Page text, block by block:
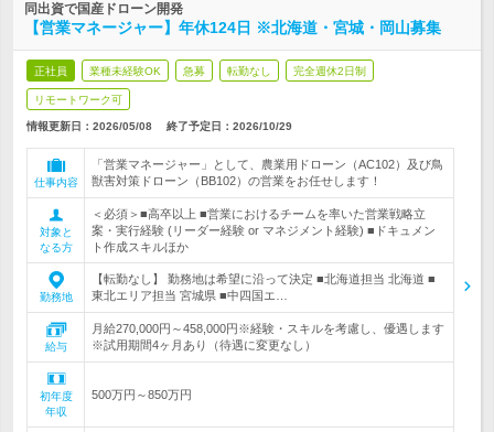
同出資で国産ドローン開発
【営業マネージャー】年休124日 ※北海道・宮城・岡山募集
正社員 業種未経験OK 急募 転勤なし 完全週休2日制
リモートワーク可
情報更新日：2026/05/08 終了予定日： 2026/10/29
仕事内容
「営業マネージャー」として、農業用ドローン（AC102）及び鳥
獣害対策ドローン（BB102）の営業をお任せします！
対象と
なる方
＜必須＞■高卒以上 ■営業におけるチームを率いた営業戦略立
案・実行経験 (リーダー経験 or マネジメント経験) ■ドキュメン
ト作成スキルほか
勤務地
【転勤なし】 勤務地は希望に沿って決定 ■北海道担当 北海道 ■
東北エリア担当 宮城県 ■中四国エ…
給与
月給270,000円～458,000円※経験・スキルを考慮し、優遇します
※試用期間4ヶ月あり（待遇に変更なし）
初年度
年収
500万円～850万円